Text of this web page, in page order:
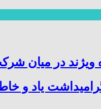
ویژند در میان
یاد و